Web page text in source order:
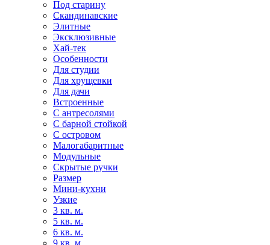
Под старину
Скандинавские
Элитные
Эксклюзивные
Хай-тек
Особенности
Для студии
Для хрущевки
Для дачи
Встроенные
С антресолями
С барной стойкой
С островом
Малогабаритные
Модульные
Скрытые ручки
Размер
Мини-кухни
Узкие
3 кв. м.
5 кв. м.
6 кв. м.
9 кв. м.